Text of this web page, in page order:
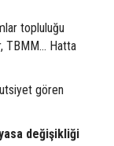
topluluğu
TBMM… Hatta
gören
değişikliği